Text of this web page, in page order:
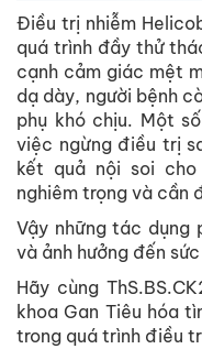
Điều trị nhiễm
quá trình đầy thử
cạnh cảm giác mệt
dạ dày, người bệnh
phụ khó chịu. Một
việc ngừng điều trị
kết quả nội soi
nghiêm trọng và cần
Vậy những tác dụng
và ảnh hưởng đến
Hãy cùng
khoa Gan Tiêu hóa
trong quá trình điều